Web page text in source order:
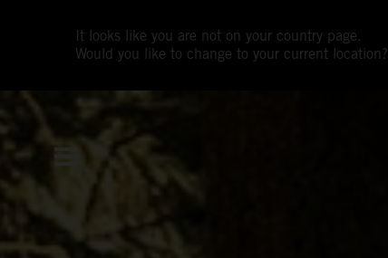
It looks like you are not on your country page.
Would you like to change to your current location?